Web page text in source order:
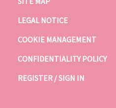
LEGAL NOTICE
COOKIE MANAGEMENT
CONFIDENTIALITY POLICY
REGISTER / SIGN IN